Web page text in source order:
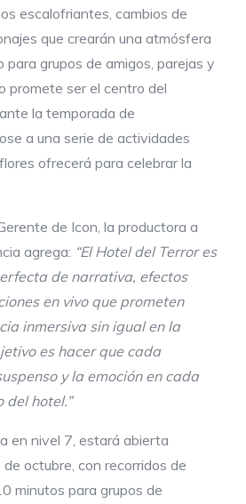
escalofriantes, cambios de
que crearán una atmósfera
grupos de amigos, parejas y
promete ser el centro del
la temporada de
a una serie de actividades
ofrecerá para celebrar la
de Icon, la productora a
agrega: “El Hotel del Terror es
de narrativa, efectos
en vivo que prometen
inmersiva sin igual en la
es hacer que cada
y la emoción en cada
del hotel.”
en nivel 7, estará abierta
octubre, con recorridos de
minutos para grupos de